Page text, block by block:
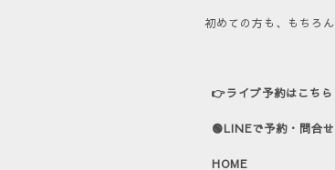
初めての方も、もちろ
👉ライブ予約はこちら
🟢LINEで予約・問合
HOME